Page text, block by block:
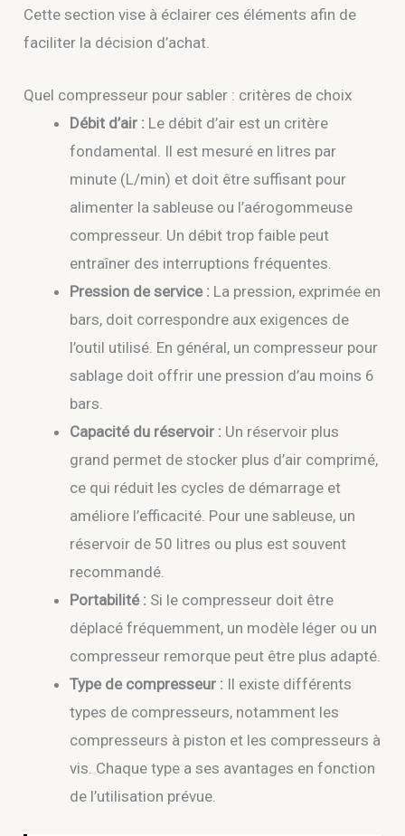
Cette section vise à éclairer ces éléments afin de
faciliter la décision d’achat.
Quel compresseur pour sabler : critères de choix
Débit d’air : Le débit d’air est un critère
fondamental. Il est mesuré en litres par
minute (L/min) et doit être suffisant pour
alimenter la sableuse ou l’aérogommeuse
compresseur. Un débit trop faible peut
entraîner des interruptions fréquentes.
Pression de service : La pression, exprimée en
bars, doit correspondre aux exigences de
l’outil utilisé. En général, un compresseur pour
sablage doit offrir une pression d’au moins 6
bars.
Capacité du réservoir : Un réservoir plus
grand permet de stocker plus d’air comprimé,
ce qui réduit les cycles de démarrage et
améliore l’efficacité. Pour une sableuse, un
réservoir de 50 litres ou plus est souvent
recommandé.
Portabilité : Si le compresseur doit être
déplacé fréquemment, un modèle léger ou un
compresseur remorque peut être plus adapté.
Type de compresseur : Il existe différents
types de compresseurs, notamment les
compresseurs à piston et les compresseurs à
vis. Chaque type a ses avantages en fonction
de l’utilisation prévue.